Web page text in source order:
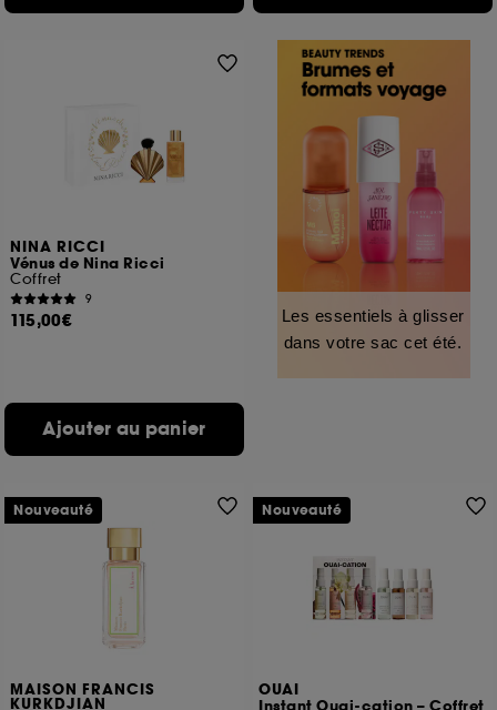
NINA RICCI
Vénus de Nina Ricci
Coffret
9
115,00€
Ajouter au panier
Les essentiels à glisser
dans votre sac cet été.
MAISON FRANCIS
KURKDJIAN
Nouveauté
OUAI
Nouveauté